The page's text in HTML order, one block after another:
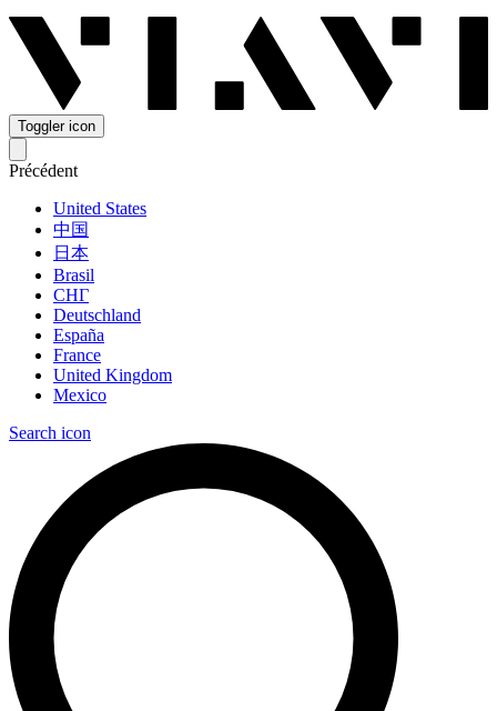
Toggler icon
Précédent
United States
中国
日本
Brasil
СНГ
Deutschland
España
France
United Kingdom
Mexico
Search icon